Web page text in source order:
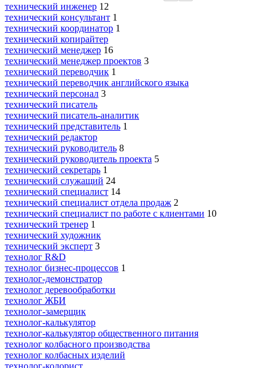
технический инженер 12
технический консультант 1
технический координатор 1
технический копирайтер
технический менеджер 16
технический менеджер проектов 3
технический переводчик 1
технический переводчик английского языка
технический персонал 3
технический писатель
технический писатель-аналитик
технический представитель 1
технический редактор
технический руководитель 8
технический руководитель проекта 5
технический секретарь 1
технический служащий 24
технический специалист 14
технический специалист отдела продаж 2
технический специалист по работе с клиентами 10
технический тренер 1
технический художник
технический эксперт 3
технолог R&D
технолог бизнес-процессов 1
технолог-демонстратор
технолог деревообработки
технолог ЖБИ
технолог-замерщик
технолог-калькулятор
технолог-калькулятор общественного питания
технолог колбасного производства
технолог колбасных изделий
технолог-колорист